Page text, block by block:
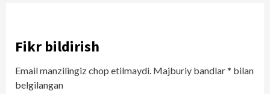
Fikr bildirish
Email manzilingiz chop etilmaydi. Majburiy bandlar* bilan
belgilangan